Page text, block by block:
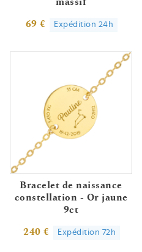
69 € Expédition 24h
Bracelet de naissance
constellation - Or jaune
9ct
240 € Expédition 72h